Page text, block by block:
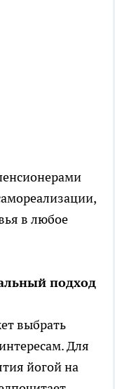
в любое
подход
выбрать
Для
йогой на